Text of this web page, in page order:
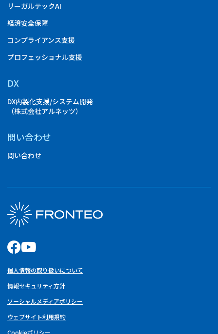
リーガルテックAI
経済安全保障
コンプライアンス支援
プロフェッショナル支援
DX
DX内製化支援/システム開発
（株式会社アルネッツ）
問い合わせ
問い合わせ
個人情報の取り扱いについて
情報セキュリティ方針
ソーシャルメディアポリシー
ウェブサイト利用規約
Cookieポリシー